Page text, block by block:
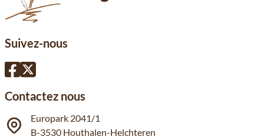
Suivez-nous
Contactez nous
Europark 2041/1
B-3530 Houthalen-Helchteren